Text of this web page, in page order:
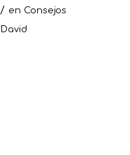
/ en Consejos
David